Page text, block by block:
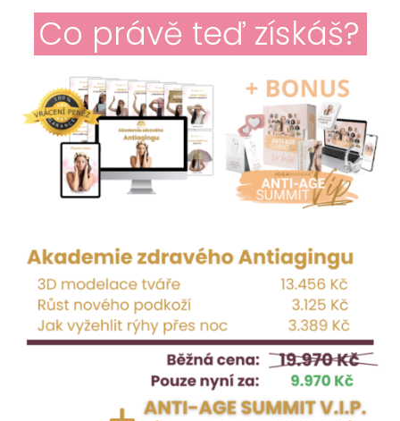
Co právě teď získáš?